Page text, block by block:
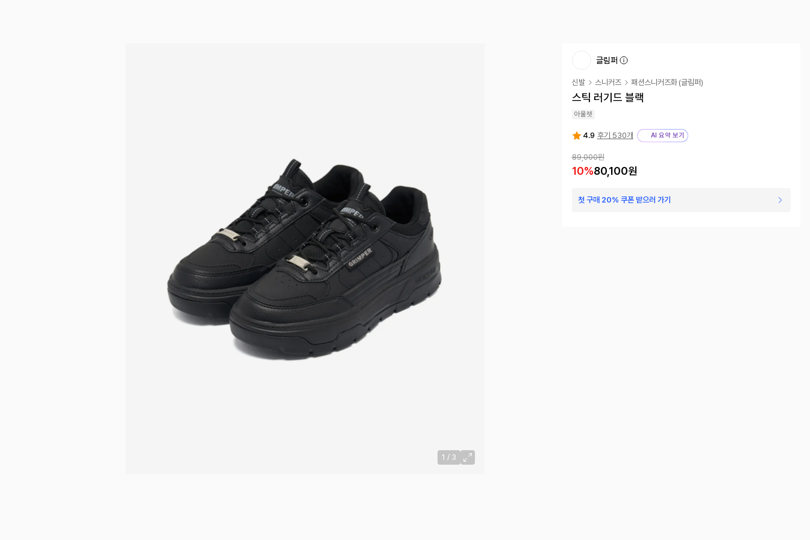
1 / 3
글림퍼
신발 스니커즈 패션스니커즈화 (글림퍼)
스틱 러기드 블랙
아울렛
4.9 후기 530개 AI 요약 보기
89,000원
10%80,100원
첫 구매 20% 쿠폰 받으러 가기